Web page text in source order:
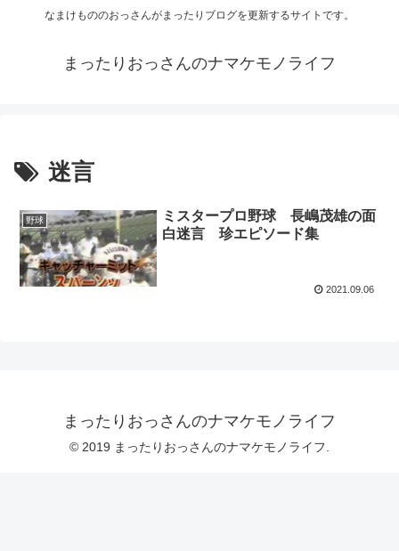
なまけもののおっさんがまったりブログを更新するサイトです。
まったりおっさんのナマケモノライフ
迷言
野球
ミスタープロ野球 長嶋茂雄の面
白迷言 珍エピソード集
2021.09.06
まったりおっさんのナマケモノライフ
© 2019 まったりおっさんのナマケモノライフ.